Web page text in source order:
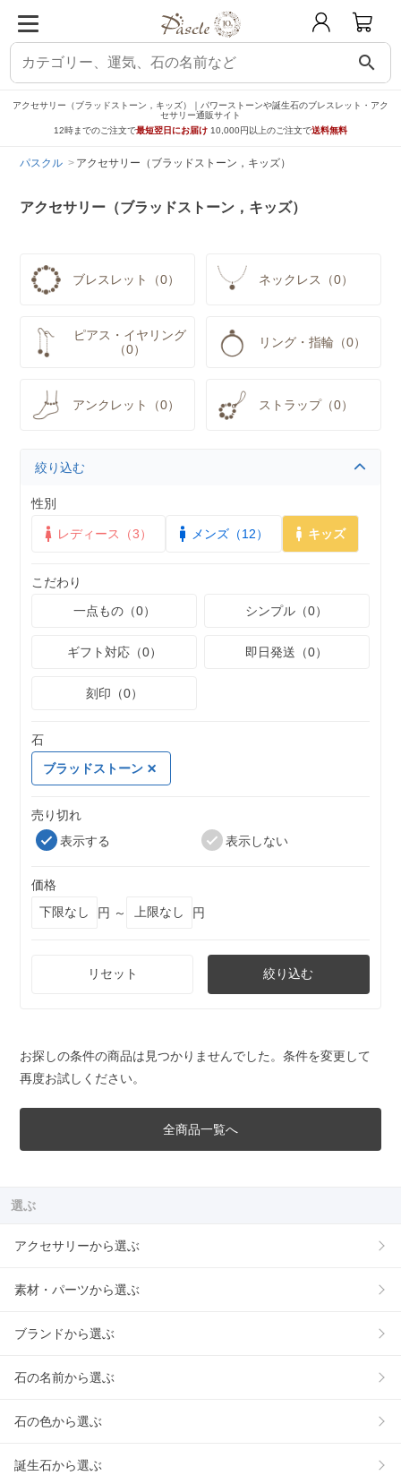
search
アクセサリー（ブラッドストーン，キッズ）｜パワーストーンや誕生石のブレスレット・アク
セサリー通販サイト
12時までのご注文で最短翌日にお届け 10,000円以上のご注文で送料無料
パスクル アクセサリー（ブラッドストーン，キッズ）
アクセサリー（ブラッドストーン，キッズ）
ブレスレット（0） ネックレス（0）
ピアス・イヤリング
（0）
リング・指輪（0）
アンクレット（0） ストラップ（0）
絞り込む
性別
レディース（3） メンズ（12） キッズ
こだわり
一点もの（0）
シンプル（0）
ギフト対応（0） 即日発送（0）
刻印（0）
石
ブラッドストーン
売り切れ
表示する
表示しない
価格
円 ～
円
リセット 絞り込む
お探しの条件の商品は見つかりませんでした。条件を変更して
再度お試しください。
全商品一覧へ
選ぶ
アクセサリーから選ぶ
素材・パーツから選ぶ
ブランドから選ぶ
石の名前から選ぶ
石の色から選ぶ
誕生石から選ぶ